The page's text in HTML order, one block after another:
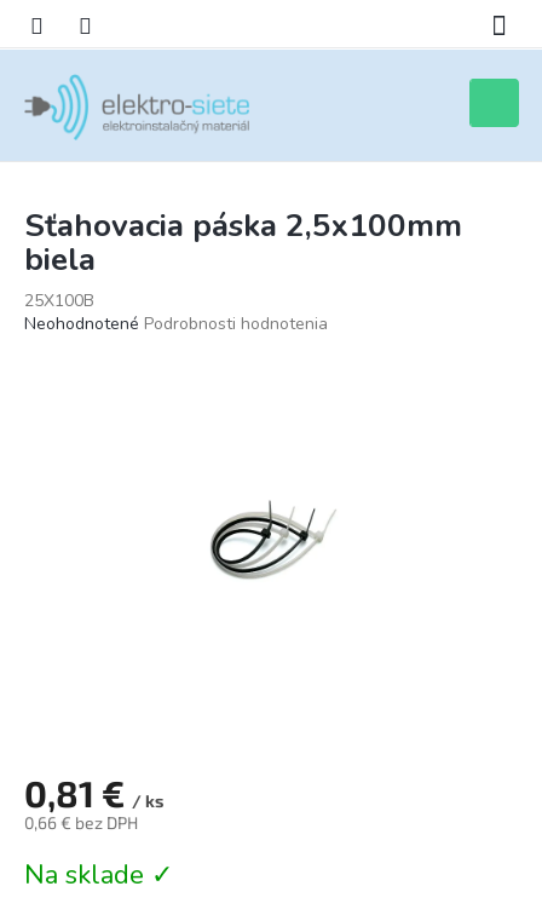
obsah
košík
Sťahovacia páska 2,5x100mm
biela
25X100B
Priemerné
Neohodnotené Podrobnosti hodnotenia
0,81 € / ks
0,66 € bez DPH
cena:
Na sklade ✓